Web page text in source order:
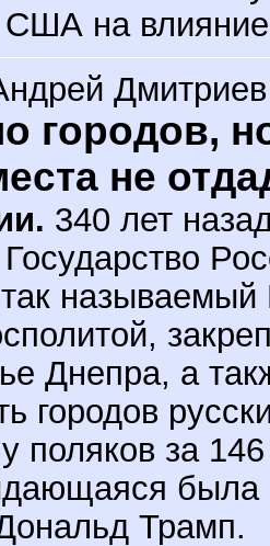
на влияние
Дмитриев
городов,
не
340 лет
Днепра, а
городов
поляков за
была
Трамп.